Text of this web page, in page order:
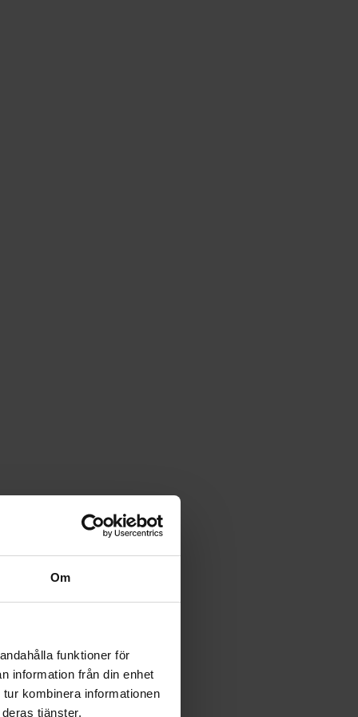
Om
funktioner för
information från din enhet
kombinera informationen
tjänster.